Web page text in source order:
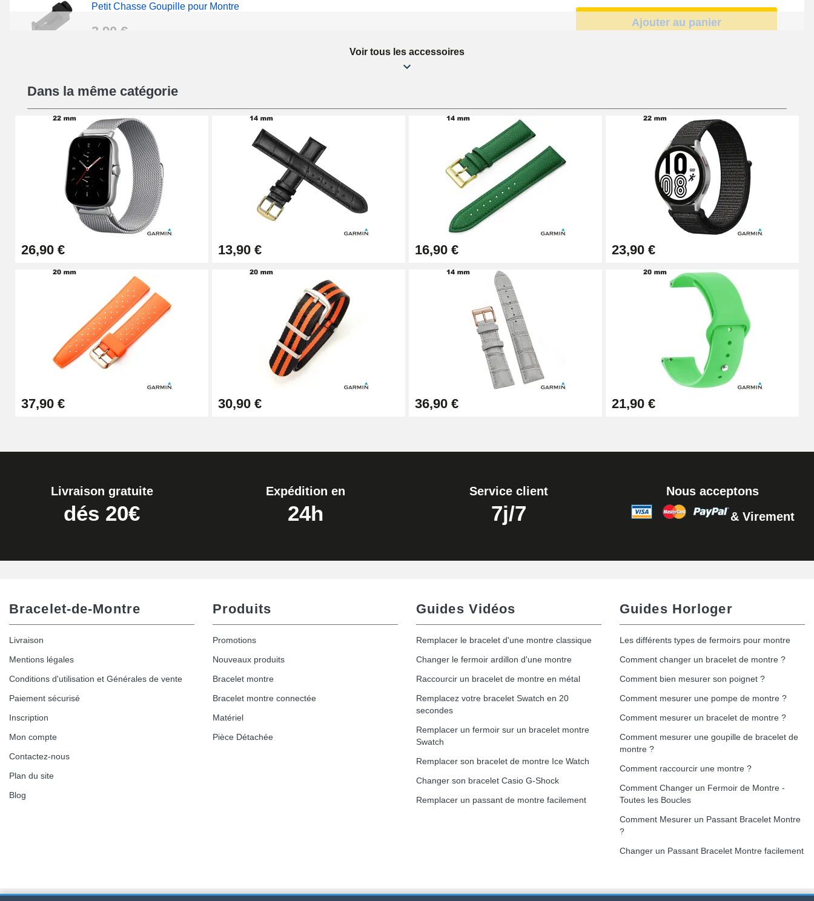
Petit Chasse Goupille pour Montre
3,90 €
Ajouter au panier
19,08 €
Chasse-Goupille Montre
4,90 €
Ajouter au panier
Outil Changement Bracelet Montre Professionnel
49,92 €
Ajouter au panier
Outil Bracelet Montre pas cher
34,92 €
Ajouter au panier
Kit pour Raccourcir Bracelet Montre
7,90 €
Ajouter au panier
Kit Réparation Montre Débutant
Ajouter au panier
Kit Horlogerie Débutant
Ajouter au panier
Ajouter au panier
Ajouter au panier
Voir tous les accessoires
Dans la même catégorie
26,90 € 13,90 € 16,90 € 23,90 €
37,90 € 30,90 € 36,90 € 21,90 €
Livraison gratuite
dés 20€
Expédition en
24h
Service client
7j/7
Nous acceptons
& Virement
Bracelet-de-Montre
Livraison
Mentions légales
Conditions d'utilisation et Générales de vente
Paiement sécurisé
Inscription
Mon compte
Contactez-nous
Plan du site
Blog
Produits
Promotions
Nouveaux produits
Bracelet montre
Bracelet montre connectée
Matériel
Pièce Détachée
Guides Vidéos
Remplacer le bracelet d'une montre classique
Changer le fermoir ardillon d'une montre
Raccourcir un bracelet de montre en métal
Remplacez votre bracelet Swatch en 20
secondes
Remplacer un fermoir sur un bracelet montre
Swatch
Remplacer son bracelet de montre Ice Watch
Changer son bracelet Casio G-Shock
Remplacer un passant de montre facilement
Guides Horloger
Les différents types de fermoirs pour montre
Comment changer un bracelet de montre ?
Comment bien mesurer son poignet ?
Comment mesurer une pompe de montre ?
Comment mesurer un bracelet de montre ?
Comment mesurer une goupille de bracelet de
montre ?
Comment raccourcir une montre ?
Comment Changer un Fermoir de Montre -
Toutes les Boucles
Comment Mesurer un Passant Bracelet Montre
?
Changer un Passant Bracelet Montre facilement